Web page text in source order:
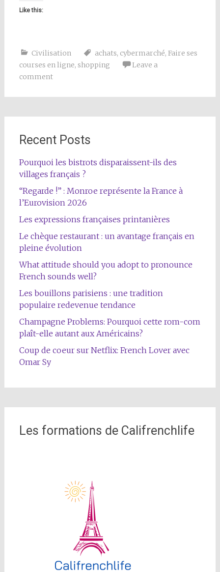
Like this:
Civilisation achats, cybermarché, Faire ses
courses en ligne, shopping
Leave a
comment
Recent Posts
Pourquoi les bistrots disparaissent-ils des
villages français ?
“Regarde !” : Monroe représente la France à
l’Eurovision 2026
Les expressions françaises printanières
Le chèque restaurant : un avantage français en
pleine évolution
What attitude should you adopt to pronounce
French sounds well?
Les bouillons parisiens : une tradition
populaire redevenue tendance
Champagne Problems: Pourquoi cette rom-com
plaît-elle autant aux Américains?
Coup de coeur sur Netflix: French Lover avec
Omar Sy
Les formations de Califrenchlife